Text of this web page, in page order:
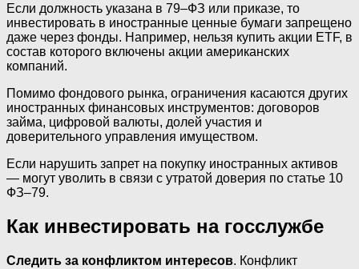
Если должность указана в 79–ФЗ или приказе, то
инвестировать в иностранные ценные бумаги запрещено
даже через фонды. Например, нельзя купить акции ETF, в
состав которого включены акции американских
компаний.
Помимо фондового рынка, ограничения касаются других
иностранных финансовых инструментов: договоров
займа, цифровой валюты, долей участия и
доверительного управления имуществом.
Если нарушить запрет на покупку иностранных активов
— могут уволить в связи с утратой доверия по статье 10
ФЗ–79.
Как инвестировать на госслужбе
Следить за конфликтом интересов. Конфликт